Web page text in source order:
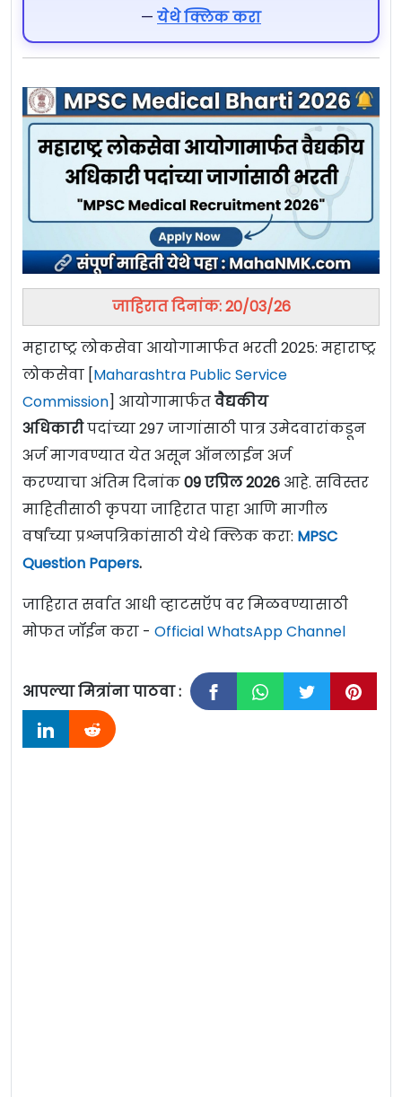
— येथे क्लिक करा
जाहिरात दिनांक: 20/03/26
महाराष्ट्र लोकसेवा आयोगामार्फत भरती 2025: महाराष्ट्र
लोकसेवा [Maharashtra Public Service
Commission] आयोगामार्फतवैद्यकीय
अधिकारीपदांच्या 297 जागांसाठी पात्र उमेदवारांकडून
अर्ज मागवण्यात येत असून ऑनलाईन अर्ज
करण्याचा अंतिम दिनांक09 एप्रिल 2026 आहे. सविस्तर
माहितीसाठी कृपया जाहिरात पाहा आणि मागील
वर्षांच्या प्रश्नपत्रिकांसाठी येथे क्लिक करा: MPSC
Question Papers.
जाहिरात सर्वात आधी व्हाटसऍप वर मिळवण्यासाठी
मोफत जॉईन करा - Official WhatsApp Channel
आपल्या मित्रांना पाठवा :